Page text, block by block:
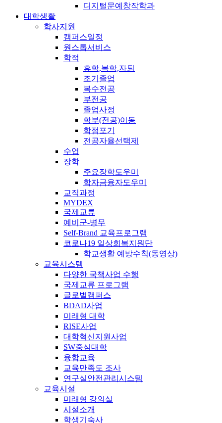
디지털문예창작학과
대학생활
학사지원
캠퍼스일정
원스톱서비스
학적
휴학,복학,자퇴
조기졸업
복수전공
부전공
졸업사정
학부(전공)이동
학점포기
전공자율선택제
수업
장학
주요장학도우미
학자금융자도우미
교직과정
MYDEX
국제교류
예비군-병무
Self-Brand 교육프로그램
코로나19 일상회복지원단
학교생활 예방수칙(동영상)
교육시스템
다양한 국책사업 수행
국제교류 프로그램
글로벌캠퍼스
BDAD사업
미래형 대학
RISE사업
대학혁신지원사업
SW중심대학
융합교육
교육만족도 조사
연구실안전관리시스템
교육시설
미래형 강의실
시설소개
학생기숙사